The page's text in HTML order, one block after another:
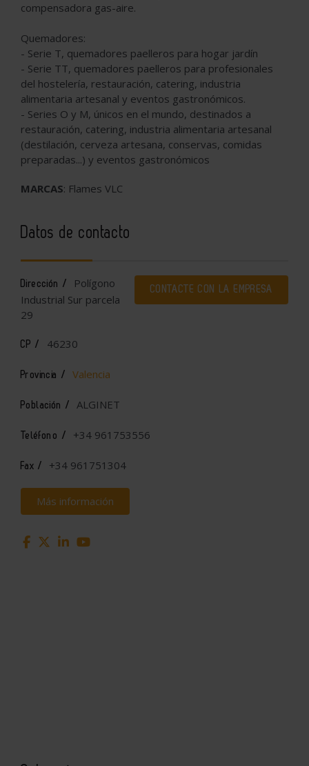
compensadora gas-aire.
Quemadores:
- Serie T, quemadores paelleros para hogar jardín
- Serie TT, quemadores paelleros para profesionales
del hostelería, restauración, catering, industria
alimentaria artesanal y eventos gastronómicos.
- Series O y M, únicos en el mundo, destinados a
restauración, catering, industria alimentaria artesanal
(destilación, cerveza artesana, conservas, comidas
preparadas...) y eventos gastronómicos
MARCAS: Flames VLC
Datos de contacto
CONTACTE CON LA EMPRESA
Dirección /
Polígono
Industrial Sur parcela
29
CP / 46230
Provincia / Valencia
Población / ALGINET
Teléfono / +34 961753556
Fax / +34 961751304
Más información